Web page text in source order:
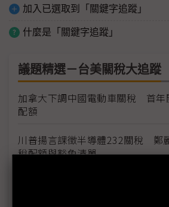
加入已選取到「關鍵字追蹤」
什麼是「關鍵字追蹤」
議題精選－台美關稅大追蹤
加拿大下調中國電動車關稅 首年
配額
川普揚言課徵半導體232關稅 鄭
稅配額與豁免清單